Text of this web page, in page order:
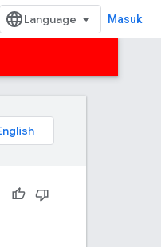
Masuk